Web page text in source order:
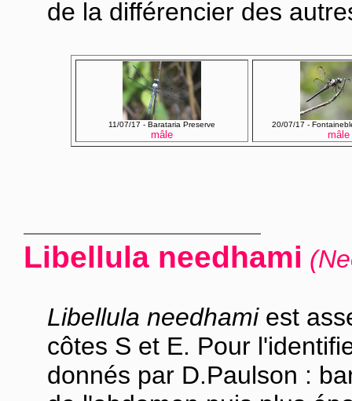
de la différencier des
11/07/17 - Barataria Preserve
mâle
20/07/17 -
mâle
Libellula needhami
Libellula needhamiest
côtes S et E. Pour
donnés par D.Paulson :